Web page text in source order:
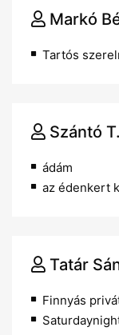
Markó
Tartós
Szántó
ádám
az édenkert
Tatár
Finnyás